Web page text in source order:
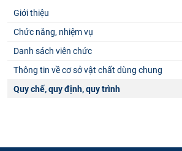
Giới thiệu
Chức năng, nhiệm vụ
Danh sách viên chức
Thông tin về cơ sở vật chất dùng chung
Quy chế, quy định, quy trình